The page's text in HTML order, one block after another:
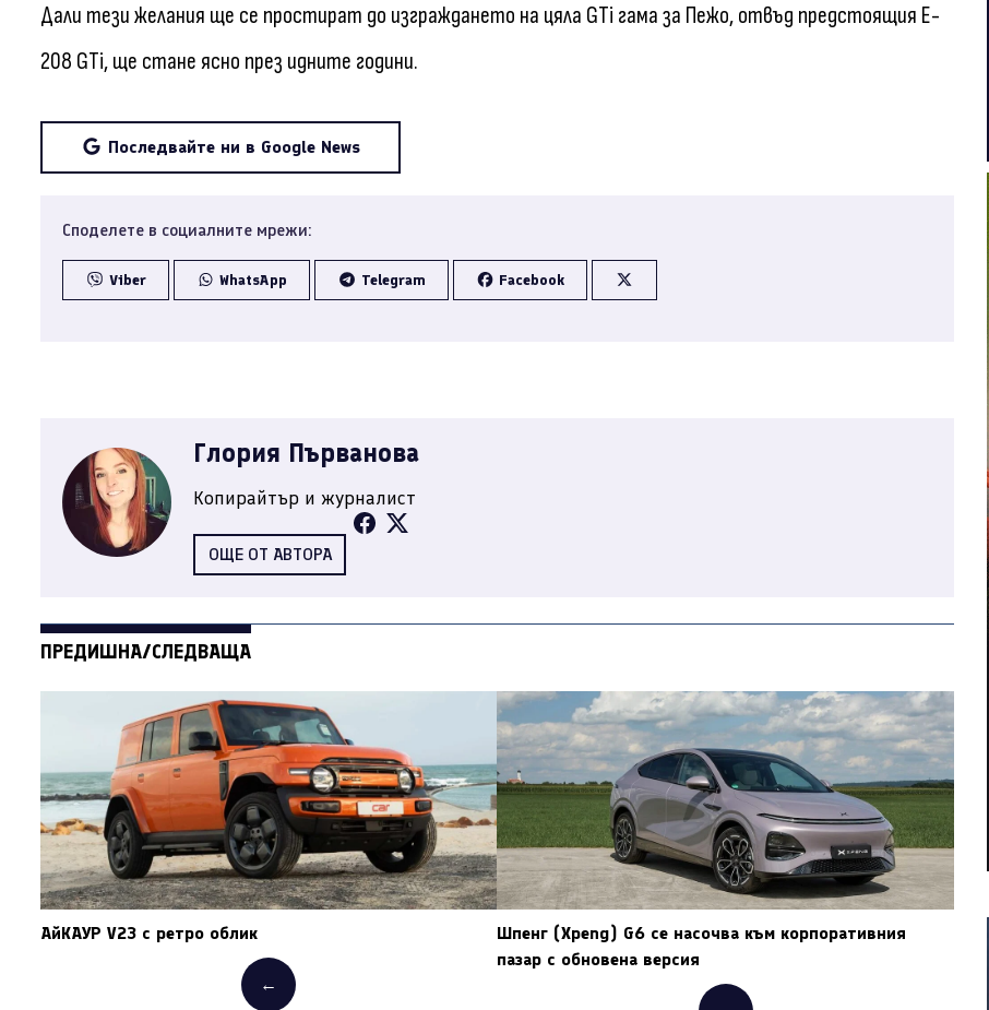
Дали тези желания ще се простират до изграждането на цяла GTi гама за Пежо, отвъд предстоящия E-
208 GTi, ще стане ясно през идните години.
Последвайте ни в Google News
Споделете в социалните мрежи:
Viber WhatsApp Telegram Facebook
Глория Първанова
Копирайтър и журналист
ОЩЕ ОТ АВТОРА
ПРЕДИШНА/СЛЕДВАЩА
АйКАУР V23 с ретро облик
←
Шпенг (Xpeng) G6 се насочва към корпоративния
пазар с обновена версия